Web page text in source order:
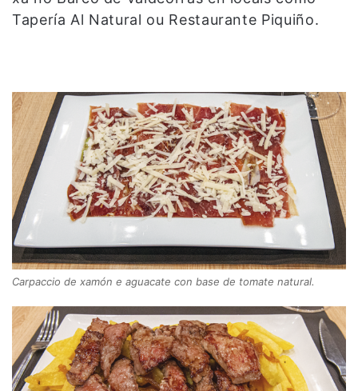
Tapería Al Natural ou Restaurante Piquiño.
Carpaccio de xamón e aguacate con base de tomate natural.